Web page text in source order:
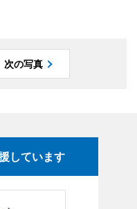
次の写真
しています